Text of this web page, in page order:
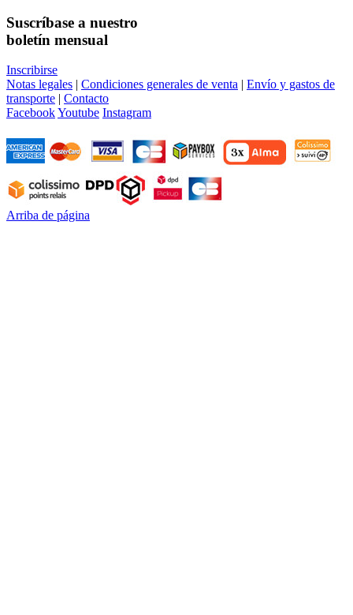
Suscríbase a nuestro
boletín mensual
Inscribirse
Notas legales | Condiciones generales de venta | Envío y gastos de
transporte | Contacto
FacebookYoutube Instagram
Arriba de página